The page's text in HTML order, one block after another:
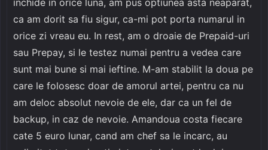
inchide in orice luna, am pus optiunea asta neaparat,
ca am dorit sa fiu sigur, ca-mi pot porta numarul in
orice zi vreau eu. In rest, am o droaie de Prepaid-uri
sau Prepay, si le testez numai pentru a vedea care
sunt mai bune si mai ieftine. M-am stabilit la doua pe
care le folosesc doar de amorul artei, pentru ca nu
am deloc absolut nevoie de ele, dar ca un fel de
backup, in caz de nevoie. Amandoua costa fiecare
cate 5 euro lunar, cand am chef sa le incarc, au